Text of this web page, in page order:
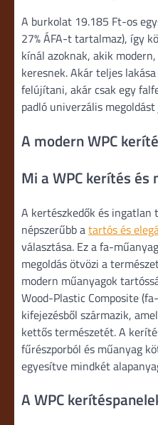
A burkolat 19.185 Ft-os
27% ÁFA-t tartalmaz), így
kínál azoknak, akik
keresnek. Akár teljes
felújítani, akár csak egy
padló univerzális
A modern WPC
Mi a WPC kerítés és
A kertészkedők és ingatlan
népszerűbb atartós és
választása. Ez a fa-
megoldás ötvözi a
modern műanyagok
Wood-Plastic Composite
kifejezésből származik,
kettős természetét. A
fűrészporból és műanyag
egyesítve mindkét
A WPC